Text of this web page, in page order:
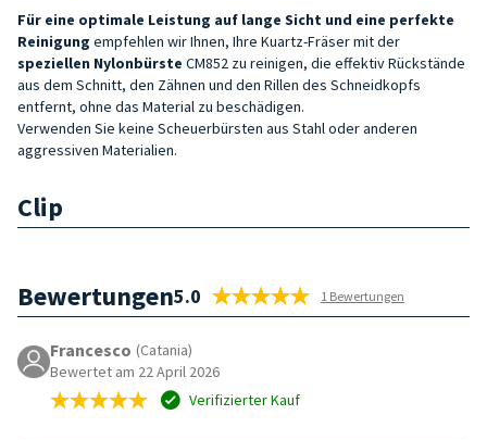
Für eine optimale Leistung auf lange Sicht und eine perfekte
Reinigung empfehlen wir Ihnen, Ihre Kuartz-Fräser mit der
speziellen Nylonbürste CM852 zu reinigen, die effektiv Rückstände
aus dem Schnitt, den Zähnen und den Rillen des Schneidkopfs
entfernt, ohne das Material zu beschädigen.
Verwenden Sie keine Scheuerbürsten aus Stahl oder anderen
aggressiven Materialien.
Clip
Bewertungen5.0 1 Bewertungen
Francesco (Catania)
Bewertet am 22 April 2026
Verifizierter Kauf